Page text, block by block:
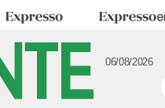
Expresso Expresso
06/08/2026